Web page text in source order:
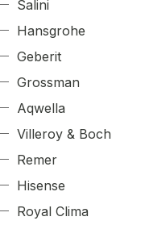
Salini
Hansgrohe
Geberit
Grossman
Aqwella
Villeroy & Boch
Remer
Hisense
Royal Clima